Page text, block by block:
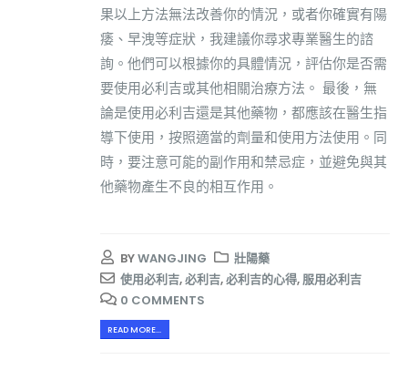
果以上方法無法改善你的情況，或者你確實有陽
痿、早洩等症狀，我建議你尋求專業醫生的諮
詢。他們可以根據你的具體情況，評估你是否需
要使用必利吉或其他相關治療方法。 最後，無
論是使用必利吉還是其他藥物，都應該在醫生指
導下使用，按照適當的劑量和使用方法使用。同
時，要注意可能的副作用和禁忌症，並避免與其
他藥物產生不良的相互作用。
BYWANGJING
壯陽藥
使用必利吉,必利吉,必利吉的心得,服用必利吉
0 COMMENTS
READ MORE...